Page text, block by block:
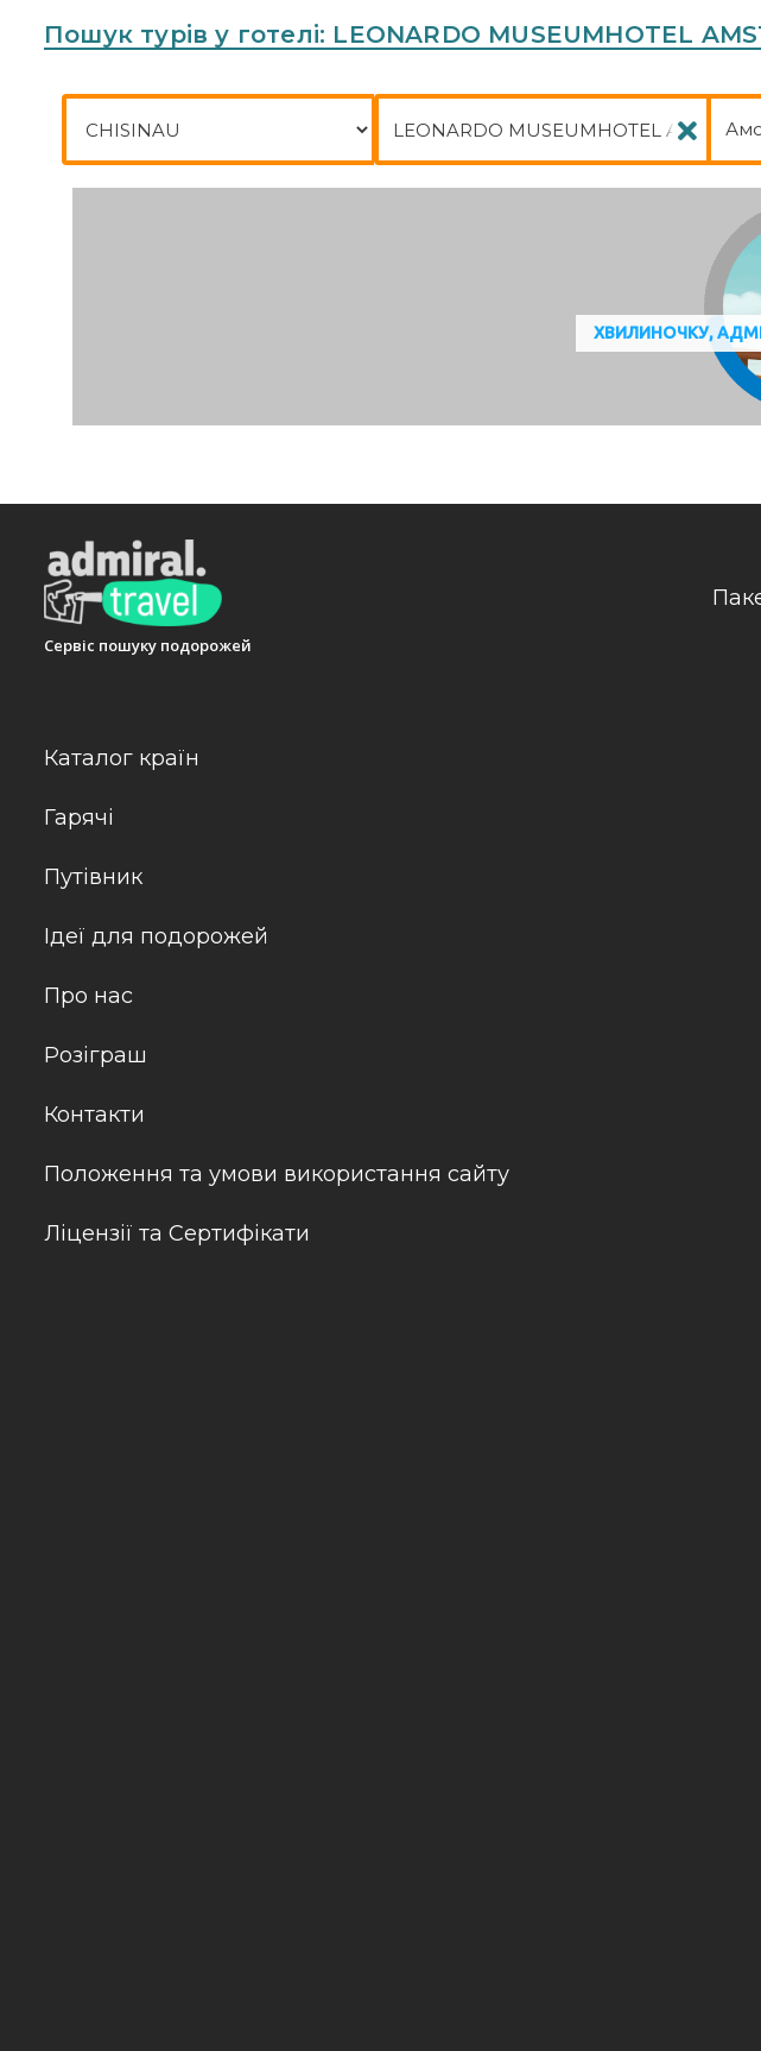
Пошук турів у готелі: LEONARDO MUSEUMHOTEL
ХВИЛИНОЧКУ,
Сервіс пошуку подорожей
Каталог країн
Гарячі
Путівник
Ідеї для подорожей
Про нас
Розіграш
Контакти
Положення та умови використання сайту
Ліцензії та Сертифікати